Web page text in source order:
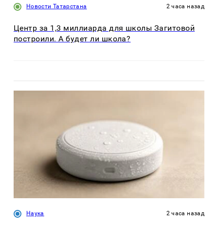
Новости Татарстана 2 часа назад
Центр за 1,3 миллиарда для школы Загитовой
построили. А будет ли школа?
Наука 2 часа назад